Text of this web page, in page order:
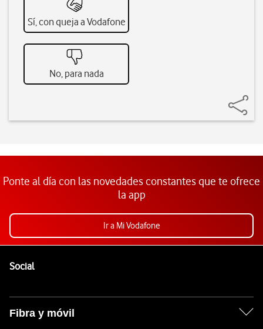
Sí, con queja a Vodafone
No, para nada
Ponte al día con las novedades constantes que te ofrece
la app
Ir a Mi Vodafone
SocialEnlaces a las redes sociales de Vodafone
Fibra y móvil